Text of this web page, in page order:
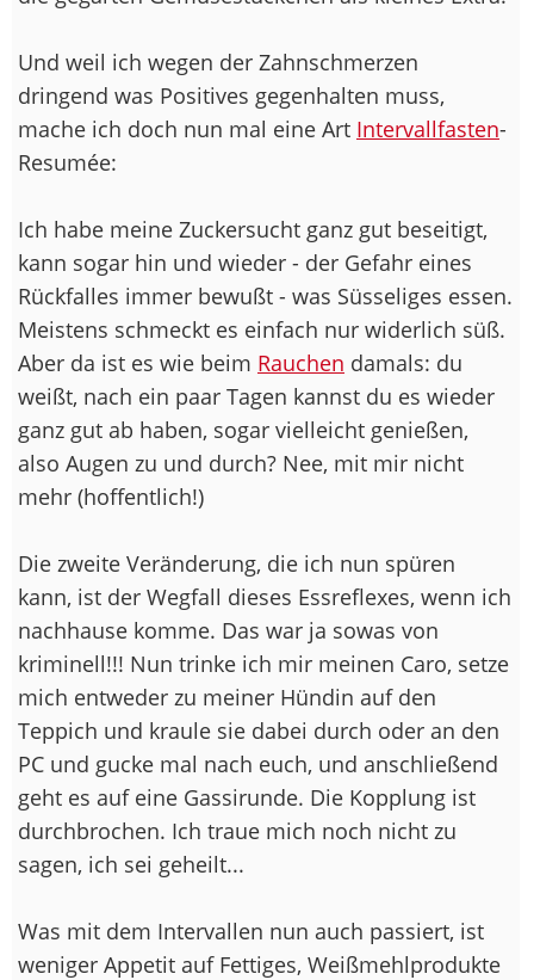
Und weil ich wegen der Zahnschmerzen
dringend was Positives gegenhalten muss,
mache ich doch nun mal eine Art Intervallfasten-
Resumée:
Ich habe meine Zuckersucht ganz gut beseitigt,
kann sogar hin und wieder - der Gefahr eines
Rückfalles immer bewußt - was Süsseliges essen.
Meistens schmeckt es einfach nur widerlich süß.
Aber da ist es wie beim Rauchen damals: du
weißt, nach ein paar Tagen kannst du es wieder
ganz gut ab haben, sogar vielleicht genießen,
also Augen zu und durch? Nee, mit mir nicht
mehr (hoffentlich!)
Die zweite Veränderung, die ich nun spüren
kann, ist der Wegfall dieses Essreflexes, wenn ich
nachhause komme. Das war ja sowas von
kriminell!!! Nun trinke ich mir meinen Caro, setze
mich entweder zu meiner Hündin auf den
Teppich und kraule sie dabei durch oder an den
PC und gucke mal nach euch, und anschließend
geht es auf eine Gassirunde. Die Kopplung ist
durchbrochen. Ich traue mich noch nicht zu
sagen, ich sei geheilt...
Was mit dem Intervallen nun auch passiert, ist
weniger Appetit auf Fettiges, Weißmehlprodukte